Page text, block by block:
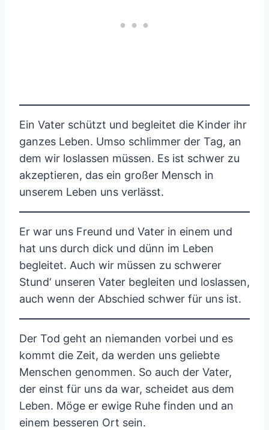
Ein Vater schützt und begleitet die Kinder ihr
ganzes Leben. Umso schlimmer der Tag, an
dem wir loslassen müssen. Es ist schwer zu
akzeptieren, das ein großer Mensch in
unserem Leben uns verlässt.
Er war uns Freund und Vater in einem und
hat uns durch dick und dünn im Leben
begleitet. Auch wir müssen zu schwerer
Stund‘ unseren Vater begleiten und loslassen,
auch wenn der Abschied schwer für uns ist.
Der Tod geht an niemanden vorbei und es
kommt die Zeit, da werden uns geliebte
Menschen genommen. So auch der Vater,
der einst für uns da war, scheidet aus dem
Leben. Möge er ewige Ruhe finden und an
einem besseren Ort sein.